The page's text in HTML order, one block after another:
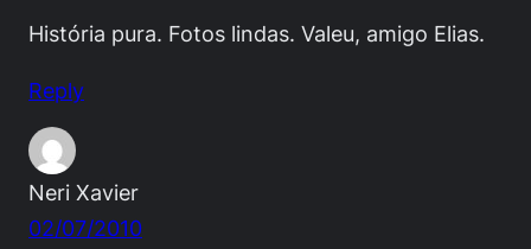
História pura. Fotos lindas. Valeu, amigo Elias.
Reply
Neri Xavier
02/07/2010